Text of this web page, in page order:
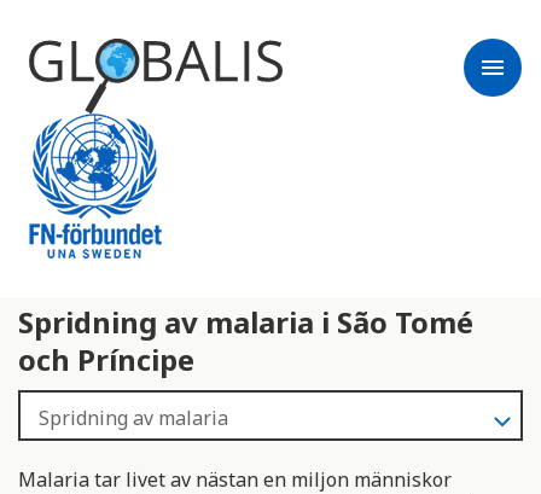
menu
Spridning av malaria i São Tomé
och Príncipe
Malaria tar livet av nästan en miljon människor